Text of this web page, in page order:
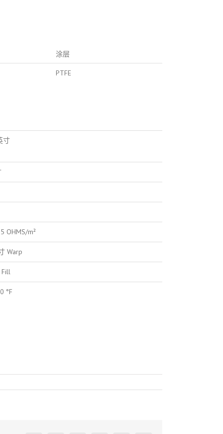
涂层
PTFE
寸
OHMS/m²
Warp
°F